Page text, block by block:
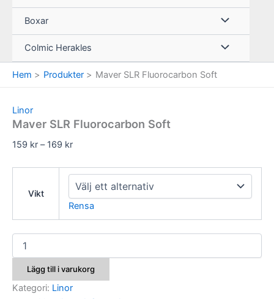
Boxar
Colmic Herakles
Hem Produkter Maver SLR Fluorocarbon Soft
Linor
Maver SLR Fluorocarbon Soft
159 kr – 169 krPrisintervall:
till
169 kr
Vikt
Rensa
Maver
SLR
Soft
mängd
Lägg till i varukorg
Kategori: Linor